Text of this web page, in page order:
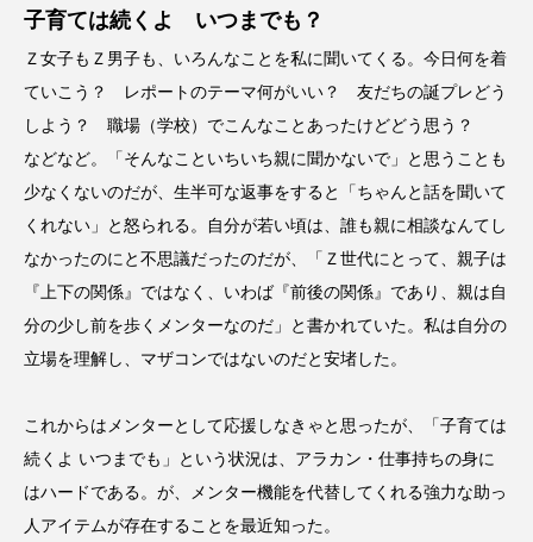
子育ては続くよ いつまでも？
Ｚ女子もＺ男子も、いろんなことを私に聞いてくる。今日何を着
ていこう？ レポートのテーマ何がいい？ 友だちの誕プレどう
しよう？ 職場（学校）でこんなことあったけどどう思う？
などなど。「そんなこといちいち親に聞かないで」と思うことも
少なくないのだが、生半可な返事をすると「ちゃんと話を聞いて
くれない」と怒られる。自分が若い頃は、誰も親に相談なんてし
なかったのにと不思議だったのだが、「Ｚ世代にとって、親子は
『上下の関係』ではなく、いわば『前後の関係』であり、親は自
分の少し前を歩くメンターなのだ」と書かれていた。私は自分の
立場を理解し、マザコンではないのだと安堵した。
これからはメンターとして応援しなきゃと思ったが、「子育ては
続くよ いつまでも」という状況は、アラカン・仕事持ちの身に
はハードである。が、メンター機能を代替してくれる強力な助っ
人アイテムが存在することを最近知った。